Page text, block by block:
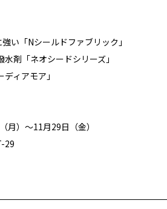
い「Nシールドファブリック」
剤「ネオシードシリーズ」
ィアモア」
月）～11月29日（金）
29